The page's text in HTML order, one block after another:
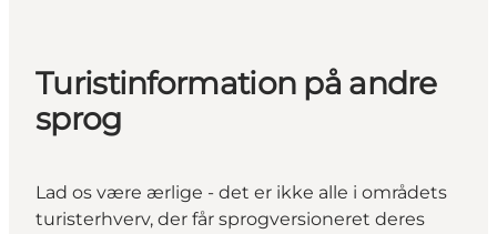
Turistinformation på andre
sprog
Lad os være ærlige - det er ikke alle i områdets
turisterhverv, der får sprogversioneret deres